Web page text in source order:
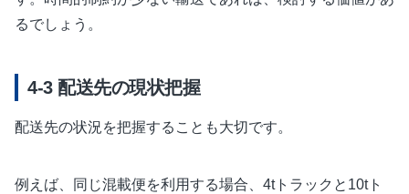
るでしょう。
配送先の現状把握
配送先の状況を把握することも大切です。
例えば、同じ混載便を利用する場合、4tトラックと10tト